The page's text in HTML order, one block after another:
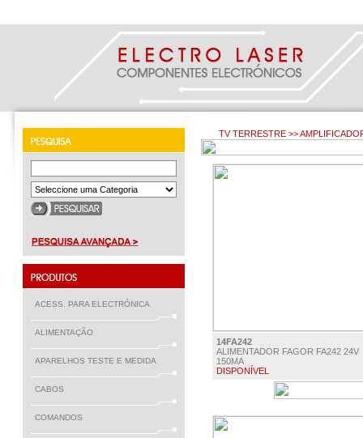
ACESS. PARA ELECTRÓNICA
ALIMENTAÇÃO
APARELHOS TESTE E MEDIDA
CABOS
COMANDOS
TV TERRESTRE >>
14FA242
ALIMENTADOR FAGOR FA242 24V
150MA
DISPONÍVEL